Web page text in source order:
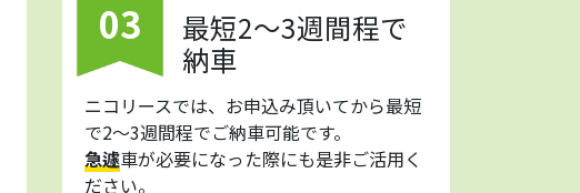
03
最短2～3週間程で
納車
ニコリースでは、お申込み頂いてから最短
で2～3週間程でご納車可能です。
急遽車が必要になった際にも是非ご活用く
ださい。